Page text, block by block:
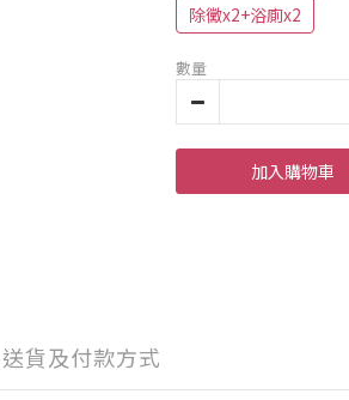
除黴x2+浴廁x2
數量
加入購物車
送貨及付款方式